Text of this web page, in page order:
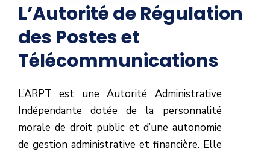
L’Autorité de Régulation
des Postes et
Télécommunications
L’ARPT est une Autorité Administrative
Indépendante dotée de la personnalité
morale de droit public et d’une autonomie
de gestion administrative et financière. Elle